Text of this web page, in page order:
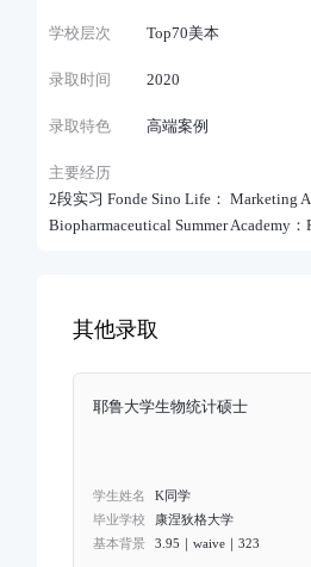
学校层次 Top70美本
录取时间 2020
录取特色 高端案例
主要经历
2段实习 Fonde Sino Life： Marketing
Biopharmaceutical Summer Academy
其他录取
耶鲁大学生物统计硕士
学生姓名
K同学
毕业学校
康涅狄格大学
基本背景
3.95｜waive｜323